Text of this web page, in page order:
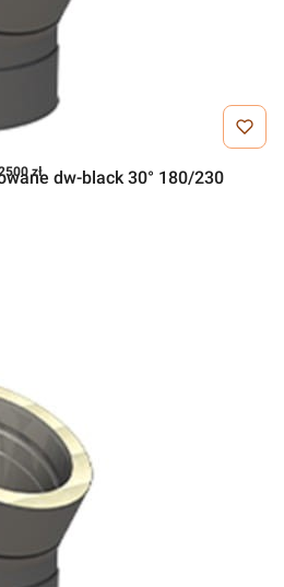
zł
dw-black 30° 180/230